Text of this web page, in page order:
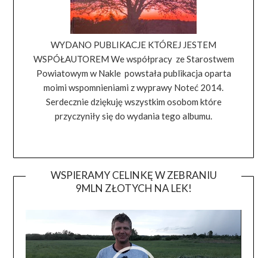
WYDANO PUBLIKACJE KTÓREJ JESTEM
WSPÓŁAUTOREM We współpracy ze Starostwem
Powiatowym w Nakle powstała publikacja oparta
moimi wspomnieniami z wyprawy Noteć 2014.
Serdecznie dziękuję wszystkim osobom które
przyczyniły się do wydania tego albumu.
WSPIERAMY CELINKĘ W ZEBRANIU
9MLN ZŁOTYCH NA LEK!
video